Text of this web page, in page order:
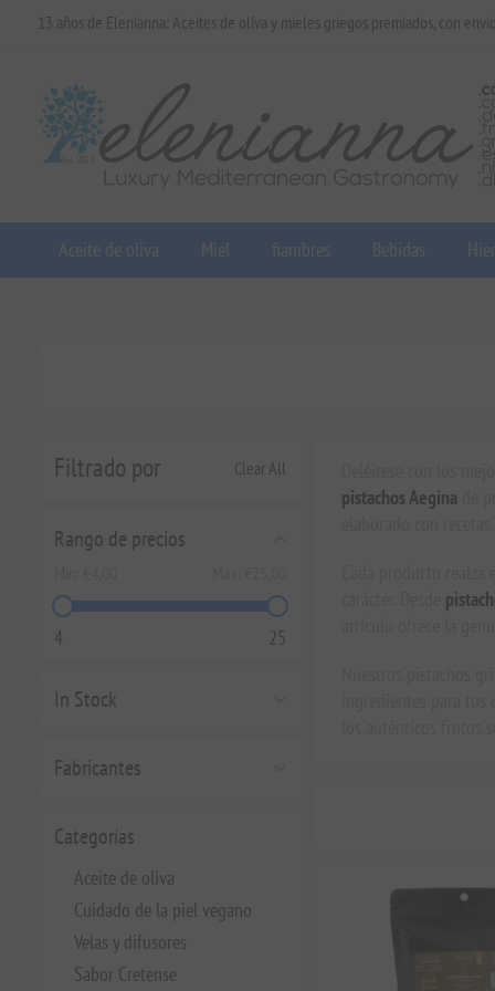
13 años de Elenianna: Aceites de oliva y mieles griegos premiados, con
Aceite de oliva Miel fiambres Bebidas
Filtrado por Clear All
Rango de precios
4 25
In Stock
Fabricantes
Categorías
Aceite de oliva
Cuidado de la piel vegano
Velas y difusores
Sabor Cretense
pistachos Aegina